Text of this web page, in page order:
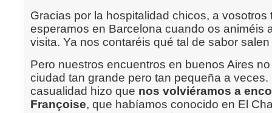
Gracias por la hospitalidad chicos, a vosotros
esperamos en Barcelona cuando os animéis
visita. Ya nos contaréis qué tal de sabor
Pero nuestros encuentros en buenos Aires
ciudad tan grande pero tan pequeña a veces.
casualidad hizo que nos volviéramos a
Françoise, que habíamos conocido en El